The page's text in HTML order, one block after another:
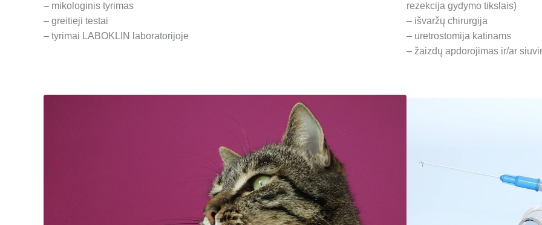
– mikologinis tyrimas
– greitieji testai
– tyrimai LABOKLIN laboratorijoje
rezekcija gydymo tikslais)
– išvaržų chirurgija
– uretrostomija katinams
– žaizdų apdorojimas ir/ar